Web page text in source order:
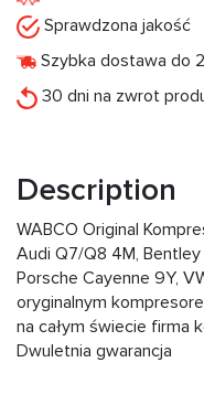
Sprawdzona jakość
Szybka dostawa do
30 dni na zwrot
Description
WABCO Original
Audi Q7/Q8 4M,
Porsche Cayenne 9Y,
oryginalnym
na całym świecie firma
Dwuletnia gwarancja